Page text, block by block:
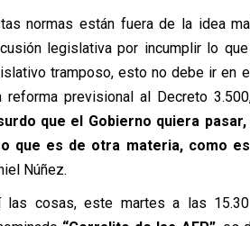
normas están fuera de la idea
legislativa por incumplir lo
tramposo, esto no debe ir en
reforma previsional al Decreto
que el Gobierno quiera
que es de otra materia, como
Núñez.
las cosas, este martes a las